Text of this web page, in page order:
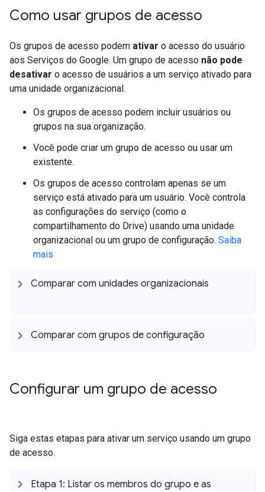
Como usar grupos de acesso
Os grupos de acesso podem ativar o acesso do usuário
aos Serviços do Google. Um grupo de acesso não pode
desativar o acesso de usuários a um serviço ativado para
uma unidade organizacional.
Os grupos de acesso podem incluir usuários ou
grupos na sua organização.
Você pode criar um grupo de acesso ou usar um
existente.
Os grupos de acesso controlam apenas se um
serviço está ativado para um usuário. Você controla
as configurações do serviço (como o
compartilhamento do Drive) usando uma unidade
organizacional ou um grupo de configuração. Saiba
mais
Comparar com unidades organizacionais
Comparar com grupos de configuração
Configurar um grupo de acesso
Siga estas etapas para ativar um serviço usando um grupo
de acesso.
Etapa 1: Listar os membros do grupo e as